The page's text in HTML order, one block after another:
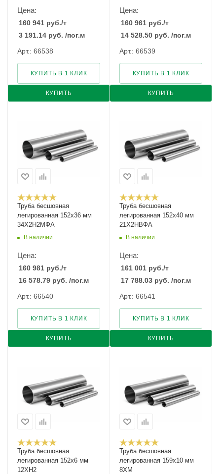
Цена:
160 941 руб./т
3 191.14 руб. /пог.м
Арт.: 66538
КУПИТЬ
КУПИТЬ В 1 КЛИК
Цена:
160 961 руб./т
14 528.50 руб. /пог.м
Арт.: 66539
КУПИТЬ
КУПИТЬ В 1 КЛИК
Труба бесшовная
легированная 152х36 мм
34Х2Н2МФА
В наличии
Цена:
160 981 руб./т
16 578.79 руб. /пог.м
Арт.: 66540
КУПИТЬ
КУПИТЬ В 1 КЛИК
Труба бесшовная
легированная 152х40 мм
21Х2НВФА
В наличии
Цена:
161 001 руб./т
17 788.03 руб. /пог.м
Арт.: 66541
КУПИТЬ
КУПИТЬ В 1 КЛИК
Труба бесшовная
легированная 152х6 мм
12ХН2
Труба бесшовная
легированная 159х10 мм
8ХМ